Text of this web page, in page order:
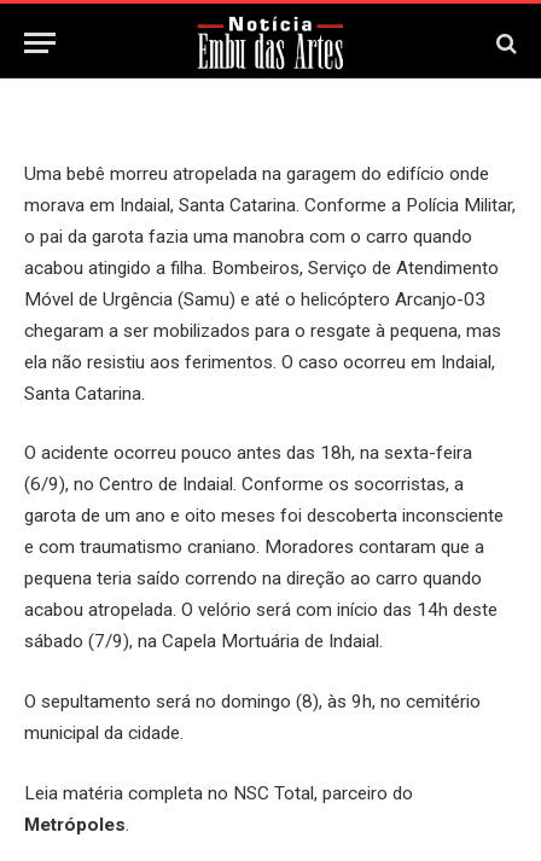
8 de Setembro, 2024 Updated: 8 de Setembro, 2024
Uma bebê morreu atropelada na garagem do edifício onde
morava em Indaial, Santa Catarina. Conforme a Polícia Militar,
o pai da garota fazia uma manobra com o carro quando
acabou atingido a filha. Bombeiros, Serviço de Atendimento
Móvel de Urgência (Samu) e até o helicóptero Arcanjo-03
chegaram a ser mobilizados para o resgate à pequena, mas
ela não resistiu aos ferimentos. O caso ocorreu em Indaial,
Santa Catarina.
O acidente ocorreu pouco antes das 18h, na sexta-feira
(6/9), no Centro de Indaial. Conforme os socorristas, a
garota de um ano e oito meses foi descoberta inconsciente
e com traumatismo craniano. Moradores contaram que a
pequena teria saído correndo na direção ao carro quando
acabou atropelada. O velório será com início das 14h deste
sábado (7/9), na Capela Mortuária de Indaial.
O sepultamento será no domingo (8), às 9h, no cemitério
municipal da cidade.
Leia matéria completa no NSC Total, parceiro do
Metrópoles